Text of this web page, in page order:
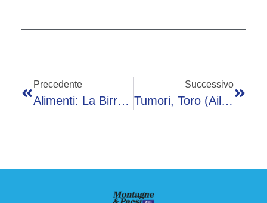
Precedente
Alimenti: La Birra Analcolica È La Nuova Protagonista Dell’estate 2026, Per La Gen Z È Buona, Versatile E ‘cool’
Successivo
Tumori, Toro (Ail): “Sostenere Ricerca E Pazienti La Nostra Priorità”